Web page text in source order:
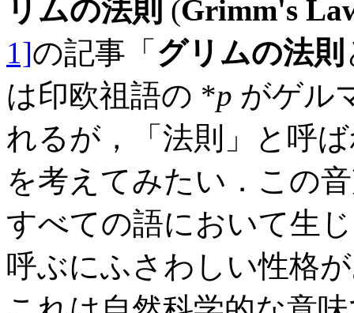
リムの法則 (Grimm's
1]の記事「 グリムの法則
は印欧祖語の *p がゲル
れるが，「法則」と呼
を考えてみたい．この
すべての語において生
呼ぶにふさわしい性格